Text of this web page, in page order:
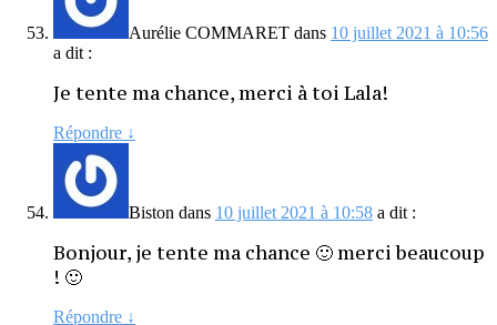
Aurélie COMMARET dans 10 juillet 2021 à 10:56
a dit :
Je tente ma chance, merci à toi Lala!
Répondre ↓
Biston dans 10 juillet 2021 à 10:58 a dit :
Bonjour, je tente ma chance 🙂 merci beaucoup
! 🙂
Répondre ↓